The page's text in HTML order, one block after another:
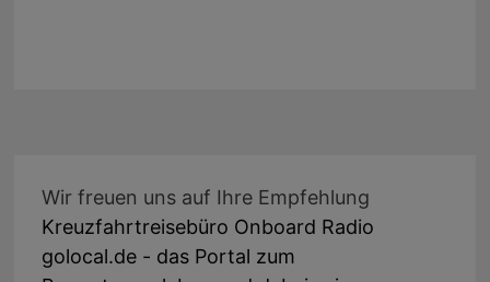
Wir freuen uns auf Ihre Empfehlung
Kreuzfahrtreisebüro Onboard Radio
golocal.de - das Portal zum